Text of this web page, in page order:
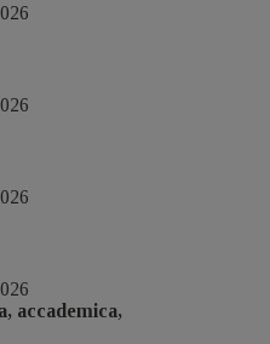
accademica,